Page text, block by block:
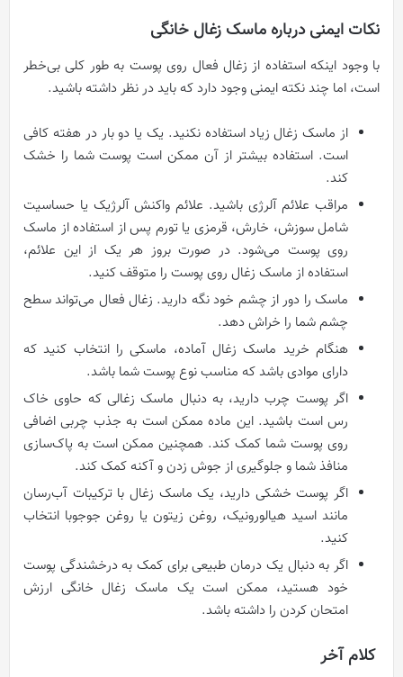
نکات ایمنی درباره ماسک زغال خانگی
با وجود اینکه استفاده از زغال فعال روی پوست به طور کلی بی‌خطر
است، اما چند نکته ایمنی وجود دارد که باید در نظر داشته باشید.
از ماسک زغال زیاد استفاده نکنید. یک یا دو بار در هفته کافی
است. استفاده بیشتر از آن ممکن است پوست شما را خشک
کند.
مراقب علائم آلرژی باشید. علائم واکنش آلرژیک یا حساسیت
شامل سوزش، خارش، قرمزی یا تورم پس از استفاده از ماسک
روی پوست می‌شود. در صورت بروز هر یک از این علائم،
استفاده از ماسک زغال روی پوست را متوقف کنید.
ماسک را دور از چشم خود نگه دارید. زغال فعال می‌تواند سطح
چشم شما را خراش دهد.
هنگام خرید ماسک زغال آماده، ماسکی را انتخاب کنید که
دارای موادی باشد که مناسب نوع پوست شما باشد.
اگر پوست چرب دارید، به دنبال ماسک زغالی که حاوی خاک
رس است باشید. این ماده ممکن است به جذب چربی اضافی
روی پوست شما کمک کند. همچنین ممکن است به پاک‌سازی
منافذ شما و جلوگیری از جوش زدن و آکنه کمک کند.
اگر پوست خشکی دارید، یک ماسک زغال با ترکیبات آب‌رسان
مانند اسید هیالورونیک، روغن زیتون یا روغن جوجوبا انتخاب
کنید.
اگر به دنبال یک درمان طبیعی برای کمک به درخشندگی پوست
خود هستید، ممکن است یک ماسک زغال خانگی ارزش
امتحان کردن را داشته باشد.
کلام آخر